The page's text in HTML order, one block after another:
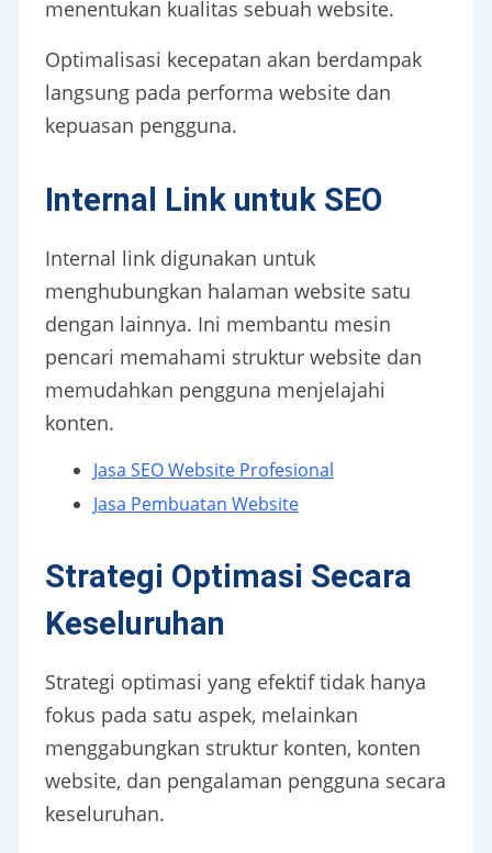
menentukan kualitas sebuah website.
Optimalisasi kecepatan akan berdampak
langsung pada performa website dan
kepuasan pengguna.
Internal Link untuk SEO
Internal link digunakan untuk
menghubungkan halaman website satu
dengan lainnya. Ini membantu mesin
pencari memahami struktur website dan
memudahkan pengguna menjelajahi
konten.
Jasa SEO Website Profesional
Jasa Pembuatan Website
Strategi Optimasi Secara
Keseluruhan
Strategi optimasi yang efektif tidak hanya
fokus pada satu aspek, melainkan
menggabungkan struktur konten, konten
website, dan pengalaman pengguna secara
keseluruhan.